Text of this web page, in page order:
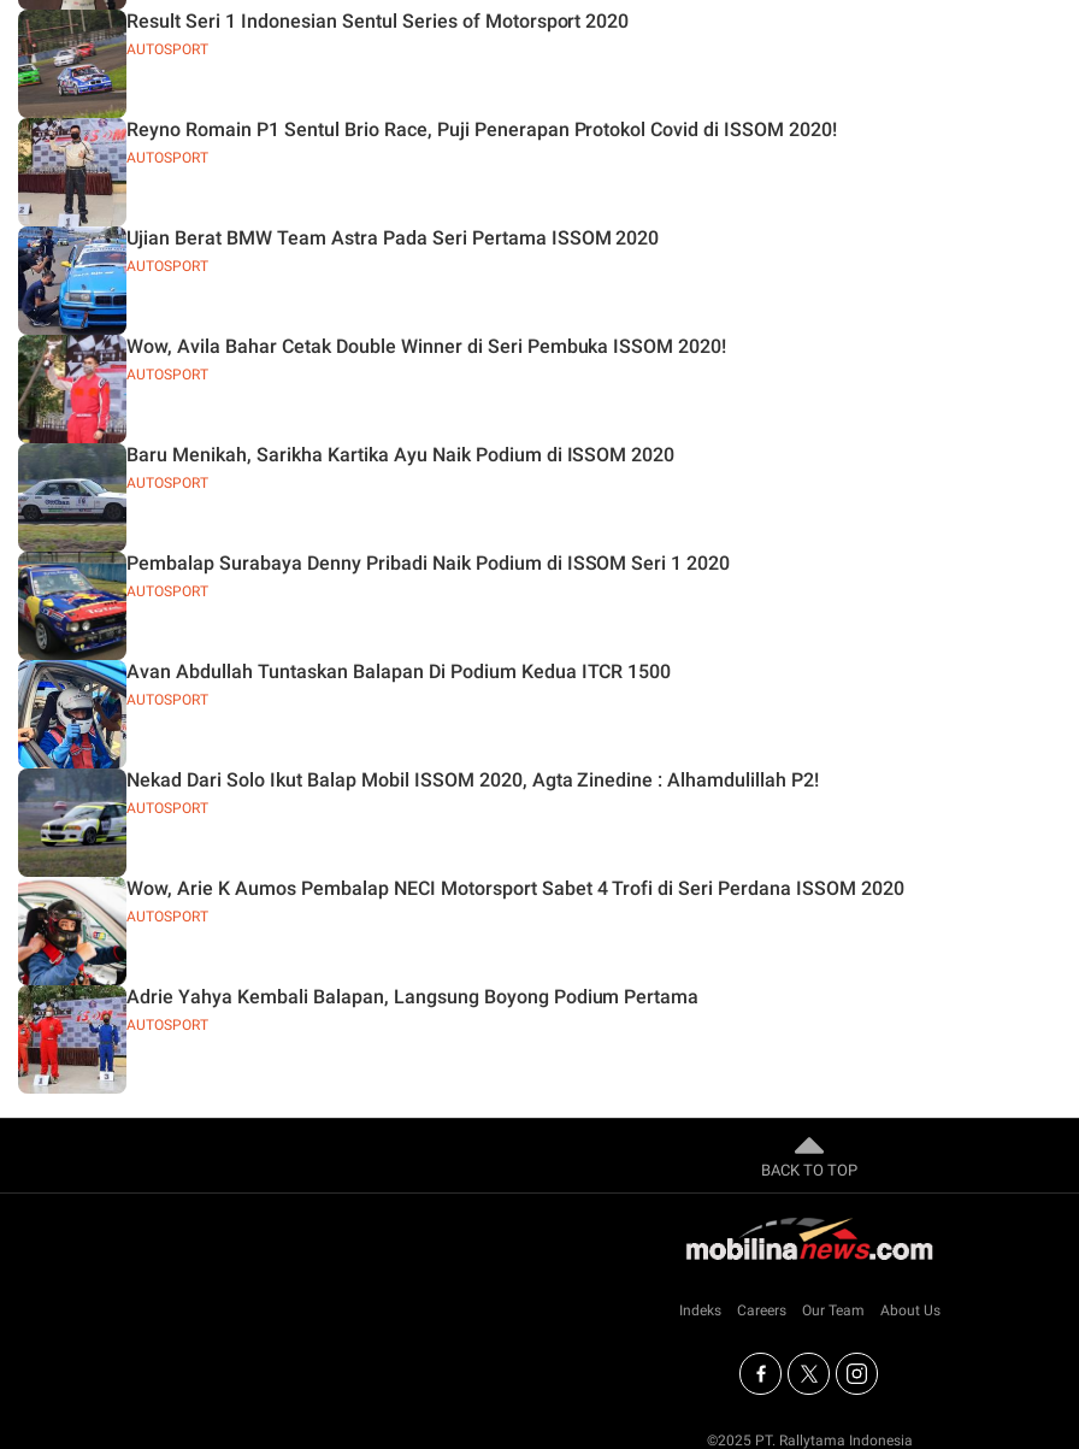
AUTOSPORT
Result Seri 1 Indonesian Sentul Series of Motorsport 2020
AUTOSPORT
Reyno Romain P1 Sentul Brio Race, Puji Penerapan Protokol Covid di ISSOM 2020!
AUTOSPORT
Ujian Berat BMW Team Astra Pada Seri Pertama ISSOM 2020
AUTOSPORT
Wow, Avila Bahar Cetak Double Winner di Seri Pembuka ISSOM 2020!
AUTOSPORT
Baru Menikah, Sarikha Kartika Ayu Naik Podium di ISSOM 2020
AUTOSPORT
Pembalap Surabaya Denny Pribadi Naik Podium di ISSOM Seri 1 2020
AUTOSPORT
Avan Abdullah Tuntaskan Balapan Di Podium Kedua ITCR 1500
AUTOSPORT
Nekad Dari Solo Ikut Balap Mobil ISSOM 2020, Agta Zinedine : Alhamdulillah P2!
AUTOSPORT
Wow, Arie K Aumos Pembalap NECI Motorsport Sabet 4 Trofi di Seri Perdana ISSOM 2020
AUTOSPORT
Adrie Yahya Kembali Balapan, Langsung Boyong Podium Pertama
BACK TO TOP
Indeks Careers Our Team About Us
©2025 PT. Rallytama Indonesia